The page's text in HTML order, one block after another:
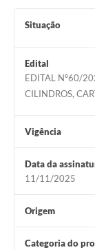
Situação
Edital
EDITAL Nº60/
CILINDROS,
Vigência
Data da
11/11/2025
Origem
Categoria do